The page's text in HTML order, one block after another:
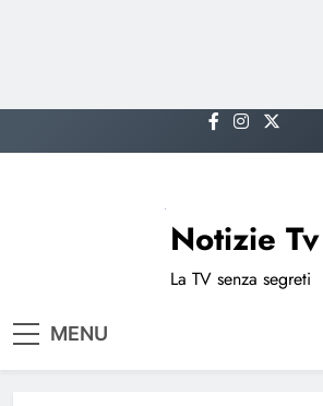
to
Notizie Tv
La TV senza segreti
MENU